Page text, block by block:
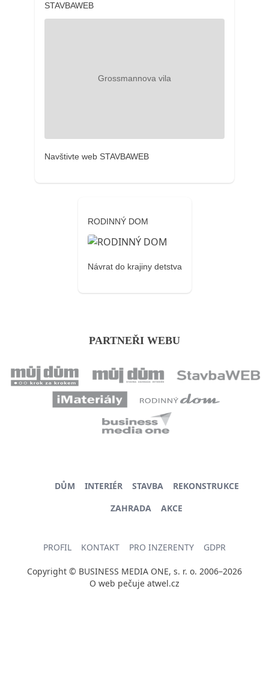
STAVBAWEB
Navštivte web STAVBAWEB
RODINNÝ DOM
Návrat do krajiny detstva
PARTNEŘI WEBU
DŮM INTERIÉR STAVBA
REKONSTRUKCE
ZAHRADA
AKCE
PROFIL KONTAKT PRO INZERENTY GDPR
Copyright © BUSINESS MEDIA ONE, s. r. o. 2006–2026